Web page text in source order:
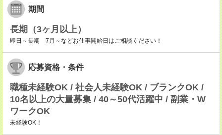
期間
長期（3ヶ月以上）
即日～長期 7月～などお仕事開始日はご相談ください！
応募資格・条件
職種未経験OK / 社会人未経験OK / ブランクOK /
10名以上の大量募集 / 40～50代活躍中 / 副業・W
ワークOK
未経験OK！